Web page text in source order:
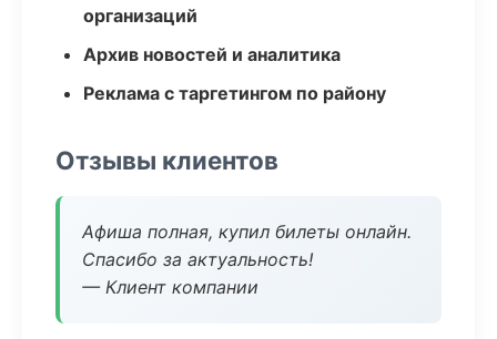
организаций
Архив новостей и аналитика
Реклама с таргетингом по району
Отзывы клиентов
Афиша полная, купил билеты онлайн.
Спасибо за актуальность!
— Клиент компании